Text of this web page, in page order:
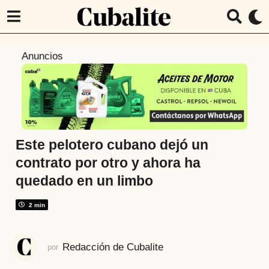
t
á
s
4
o
Anuncios
Este pelotero cubano dejó un
contrato por otro y ahora ha
quedado en un limbo
2 min
por Redacción de Cubalite